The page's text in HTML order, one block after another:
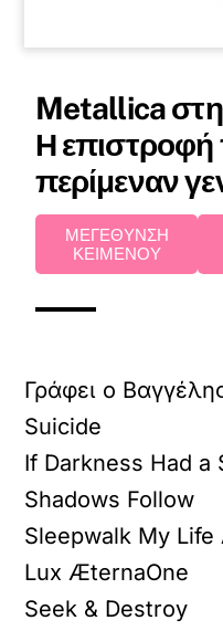
Metallica
Η
περίμεναν
ΜΕΓΕΘΥΝΣΗ
ΚΕΙΜΕΝΟΥ
Γράφει ο
Suicide
If Darkness Had a
Shadows Follow
Sleepwalk My Life
Lux ÆternaOne
Seek & Destroy